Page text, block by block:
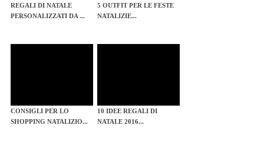
REGALI DI NATALE
PERSONALIZZATI DA ...
5 OUTFIT PER LE FESTE
NATALIZIE...
CONSIGLI PER LO
SHOPPING NATALIZIO...
10 IDEE REGALI DI
NATALE 2016...